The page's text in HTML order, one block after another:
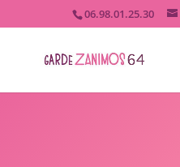
06.98.01.25.30